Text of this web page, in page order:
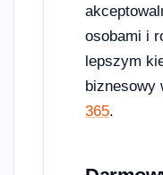
osobami i
lepszym
biznesowy
365.